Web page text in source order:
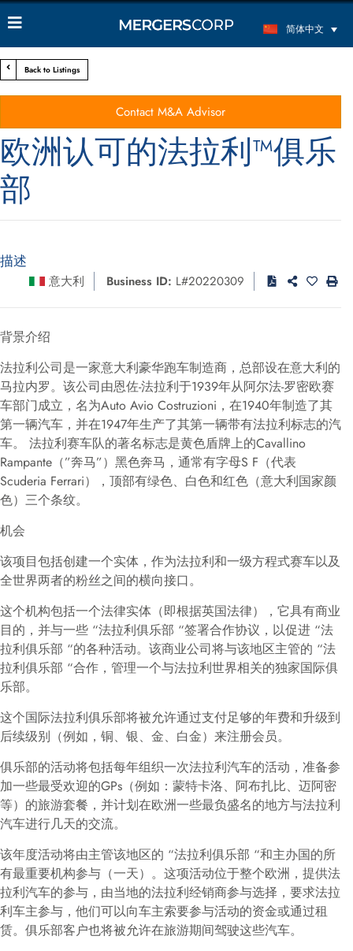
简体中文
Back to Listings
Contact M&A Advisor
欧洲认可的法拉利™俱乐
部
描述
意大利 Business ID: L#20220309
背景介绍
法拉利公司是一家意大利豪华跑车制造商，总部设在意大利的
马拉内罗。该公司由恩佐-法拉利于1939年从阿尔法-罗密欧赛
车部门成立，名为Auto Avio Costruzioni，在1940年制造了其
第一辆汽车，并在1947年生产了其第一辆带有法拉利标志的汽
车。 法拉利赛车队的著名标志是黄色盾牌上的Cavallino
Rampante（”奔马”）黑色奔马，通常有字母S F（代表
Scuderia Ferrari），顶部有绿色、白色和红色（意大利国家颜
色）三个条纹。
机会
该项目包括创建一个实体，作为法拉利和一级方程式赛车以及
全世界两者的粉丝之间的横向接口。
这个机构包括一个法律实体（即根据英国法律），它具有商业
目的，并与一些 “法拉利俱乐部 “签署合作协议，以促进 “法
拉利俱乐部 “的各种活动。该商业公司将与该地区主管的 “法
拉利俱乐部 “合作，管理一个与法拉利世界相关的独家国际俱
乐部。
这个国际法拉利俱乐部将被允许通过支付足够的年费和升级到
后续级别（例如，铜、银、金、白金）来注册会员。
俱乐部的活动将包括每年组织一次法拉利汽车的活动，准备参
加一些最受欢迎的GPs（例如：蒙特卡洛、阿布扎比、迈阿密
等）的旅游套餐，并计划在欧洲一些最负盛名的地方与法拉利
汽车进行几天的交流。
该年度活动将由主管该地区的 “法拉利俱乐部 “和主办国的所
有最重要机构参与（一天）。这项活动位于整个欧洲，提供法
拉利汽车的参与，由当地的法拉利经销商参与选择，要求法拉
利车主参与，他们可以向车主索要参与活动的资金或通过租
赁。俱乐部客户也将被允许在旅游期间驾驶这些汽车。